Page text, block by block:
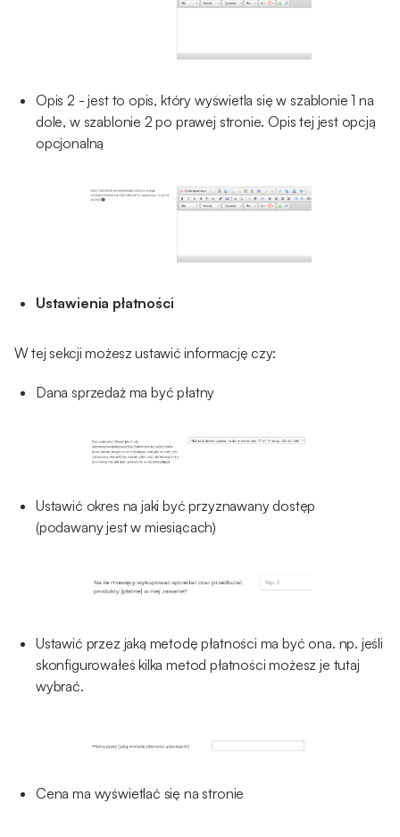
Opis 2 - jest to opis, który wyświetla się w szablonie 1 na
dole, w szablonie 2 po prawej stronie. Opis tej jest opcją
opcjonalną
Ustawienia płatności
W tej sekcji możesz ustawić informację czy:
Dana sprzedaż ma być płatny
Ustawić okres na jaki być przyznawany dostęp
(podawany jest w miesiącach)
Ustawić przez jaką metodę płatności ma być ona. np. jeśli
skonfigurowałeś kilka metod płatności możesz je tutaj
wybrać.
Cena ma wyświetlać się na stronie